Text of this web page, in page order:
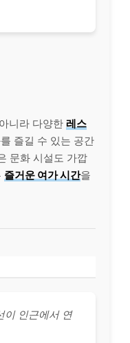
니라 다양한 레스
즐길 수 있는 공간
문화 시설도 가깝
즐거운 여가 시간을
이 인근에서 연